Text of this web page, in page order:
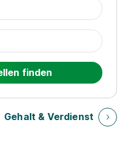
finden
Gehalt & Verdienst